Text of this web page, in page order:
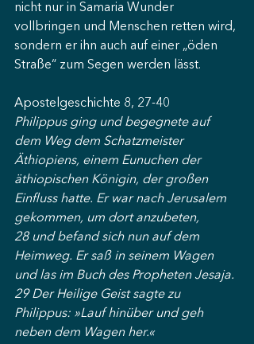
nicht nur in Samaria Wunder
vollbringen und Menschen retten wird,
sondern er ihn auch auf einer „öden
Straße“ zum Segen werden lässt.
Apostelgeschichte 8, 27-40
Philippus ging und begegnete auf
dem Weg dem Schatzmeister
Äthiopiens, einem Eunuchen der
äthiopischen Königin, der großen
Einfluss hatte. Er war nach Jerusalem
gekommen, um dort anzubeten,
28 und befand sich nun auf dem
Heimweg. Er saß in seinem Wagen
und las im Buch des Propheten Jesaja.
29 Der Heilige Geist sagte zu
Philippus: »Lauf hinüber und geh
neben dem Wagen her.«